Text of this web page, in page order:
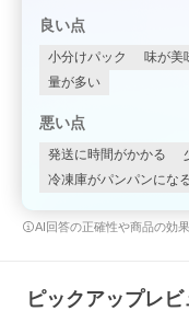
良い点
小分けパック 味が美
量が多い
悪い点
発送に時間がかかる
冷凍庫がパンパンにな
AI回答の正確性や商品の効
ピックアップレビ